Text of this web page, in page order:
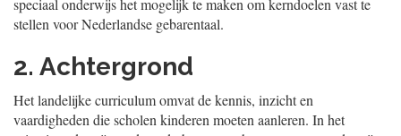
speciaal onderwijs het mogelijk te maken om kerndoelen vast te
stellen voor Nederlandse gebarentaal.
2. Achtergrond
Het landelijke curriculum omvat de kennis, inzicht en
vaardigheden die scholen kinderen moeten aanleren. In het